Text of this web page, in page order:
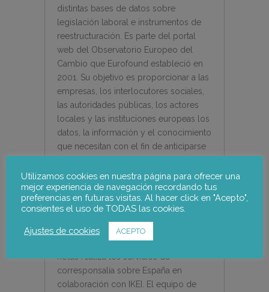
distintas bases de datos sobre
legislación laboral e instrumentos de
reestructuración. Es parte del portal
web del Observatorio Europeo del
Cambio que Eurofound estableció en
2001. Su objetivo es proporcionar a las
empresas, los interlocutores sociales,
las autoridades públicas, los actores
locales y las instituciones europeas los
datos, la información y el conocimiento
que necesitan con el fin de anticiparse
estrategias para el cambio y gestionar
los efectos del cambio de manera
socialmente aceptable. El observatorio
corresponsales que cubre todos los
países de la UE, además de Noruega.
notus realiza los servicios de
corresponsalía sobre España en
colaboración con IKEI. El equipo de
Utilizamos cookies en nuestra página para ofrecer una
mejor experiencia de navegación recordando tus
preferencias en futuras visitas. Al hacer click en "Acepto",
consientes el uso de TODAS las cookies.
Ajustes de cookies ACEPTO